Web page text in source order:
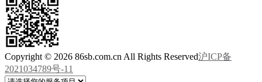
Copyright © 2026 86sb.com.cn All Rights Reserved沪ICP备
2021034789号-11